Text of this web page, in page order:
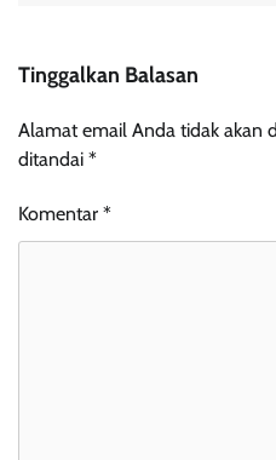
Tinggalkan Balasan
Alamat email Anda tidak akan
ditandai *
Komentar *